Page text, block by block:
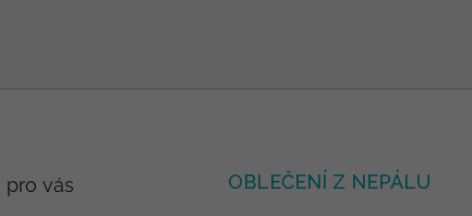
pro vás OBLEČENÍ Z NEPÁLU